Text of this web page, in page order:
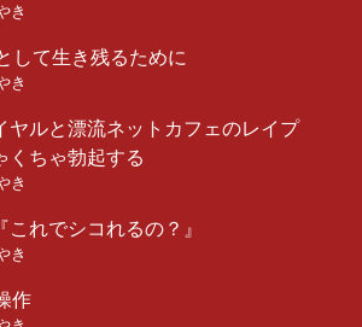
き
して生き残るために
き
ヤルと漂流ネットカフェのレイプ
くちゃ勃起する
き
れでシコれるの？』
き
作